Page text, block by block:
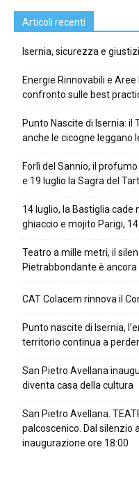
Articoli recenti
Isernia, sicurezza e
Energie Rinnovabili e
confronto sulle best
Punto Nascite di Isernia: il
anche le cicogne leggano
Forlì del Sannio, il
e 19 luglio la Sagra del
14 luglio, la Bastiglia
ghiaccio e mojito Parigi, 14
Teatro a mille metri, il
Pietrabbondante è ancora
CAT Colacem rinnova il
Punto nascite di Isernia,
territorio continua a
San Pietro Avellana
diventa casa della cultura
San Pietro Avellana.
palcoscenico. Dal silenzio
inaugurazione ore 18:00